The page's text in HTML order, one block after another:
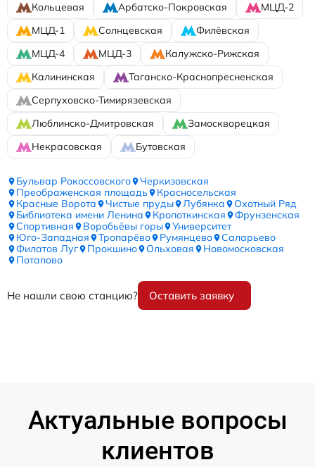
Кольцевая
Арбатско-Покровская
МЦД-2
МЦД-1
Солнцевская
Филёвская
МЦД-4
МЦД-3
Калужско-Рижская
Калининская
Таганско-Краснопресненская
Серпуховско-Тимирязевская
Люблинско-Дмитровская
Замоскворецкая
Некрасовская
Бутовская
Бульвар Рокоссовского
Черкизовская
Преображенская площадь
Красносельская
Красные Ворота
Чистые пруды Лубянка
Охотный Ряд
Библиотека имени Ленина
Кропоткинская
Фрунзенская
Спортивная
Воробьёвы горы
Университет
Юго-Западная
Тропарёво Румянцево
Саларьево
Филатов Луг
Прокшино Ольховая
Новомосковская
Потапово
Не нашли свою станцию? Оставить заявку
Актуальные вопросы
клиентов